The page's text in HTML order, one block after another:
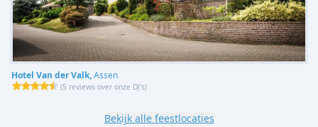
Hotel Van der Valk,Assen
(5 reviews over onze DJ's)
Bekijk alle feestlocaties